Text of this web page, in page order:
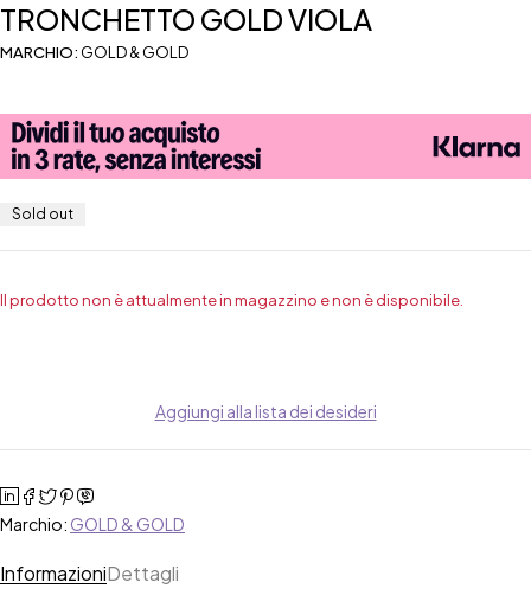
TRONCHETTO GOLD VIOLA
MARCHIO: GOLD & GOLD
Sold out
Il prodotto non è attualmente in magazzino e non è disponibile.
Aggiungi alla lista dei desideri
Marchio: GOLD & GOLD
InformazioniDettagli